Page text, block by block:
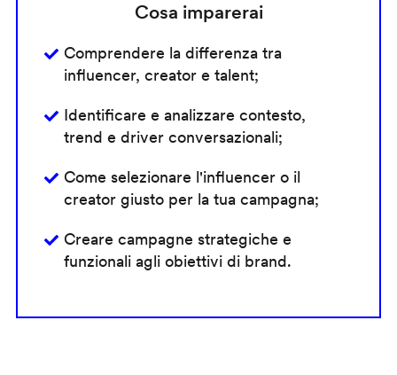
Cosa imparerai
Comprendere la differenza tra
influencer, creator e talent;
Identificare e analizzare contesto,
trend e driver conversazionali;
Come selezionare l'influencer o il
creator giusto per la tua campagna;
Creare campagne strategiche e
funzionali agli obiettivi di brand.